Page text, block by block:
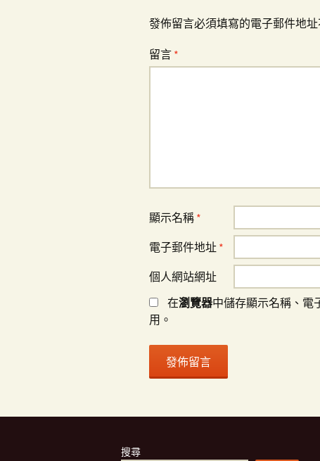
發佈留言必須填寫的電子郵件地址
留言 *
顯示名稱 *
電子郵件地址 *
個人網站網址
在瀏覽器中儲存顯示名稱、電
用。
搜尋